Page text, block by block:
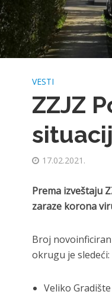
VESTI
ZZJZ
17.02.2021.
Prema izveštaju
zaraze korona
Broj
okrugu je sledeći:
Veliko Gradište